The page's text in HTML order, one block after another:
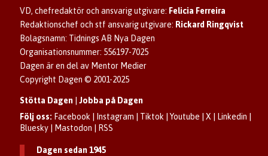
Upphovsrätt och AI
Om Dagen
Dagen som taltidningen
Senaste numret av eDagen
Dagens arkiv
Familjeannonser
Se dödsannonser/minnesrum
Anmäl störande/felaktig annons
VD, chefredaktör och ansvarig utgivare: Felicia Ferreira
Redaktionschef och stf ansvarig utgivare: Rickard Ringqvist
Bolagsnamn: Tidnings AB Nya Dagen
Organisationsnummer: 556197-7025
Dagen är en del av Mentor Medier
Copyright Dagen © 2001-2025
Stötta Dagen |Jobba på Dagen
Följ oss: Facebook Instagram Tiktok |Youtube |X Linkedin
Bluesky
Mastodon RSS
Dagen sedan 1945